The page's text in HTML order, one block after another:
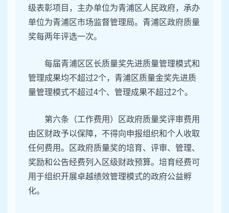
级表彰项目，主办单位为青浦区人民政府，承办
单位为青浦区市场监督管理局。青浦区政府质量
奖每两年评选一次。
每届青浦区区长质量奖先进质量管理模式和
管理成果均不超过2个，青浦区质量金奖先进质
量管理模式不超过4个、管理成果不超过2个。
第六条（工作费用）区政府质量奖评审费用
由区财政予以保障，不得向申报组织和个人收取
任何费用。区政府质量奖的培育、评审、管理、
奖励和公告经费列入区级财政预算。培育经费可
用于组织开展卓越绩效管理模式的政府公益孵
化。